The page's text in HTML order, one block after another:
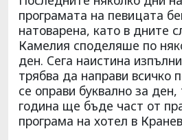
програмата на певицата
натоварена, като в дните
Камелия споделяше по
ден. Сега наистина
трябва да направи всичко
се оправи буквално за
година ще бъде част от
програма на хотел в